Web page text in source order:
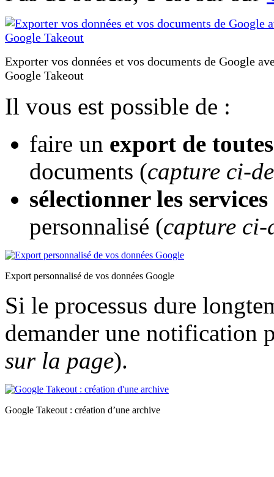
Exporter vos données et vos documents de Google
Google Takeout
Il vous est possible de :
faire un export de
documents (capture ci-
sélectionner les services
personnalisé (capture ci-
Export personnalisé de vos données Google
Si le processus dure
demander une notification
sur la page).
Google Takeout : création d’une archive